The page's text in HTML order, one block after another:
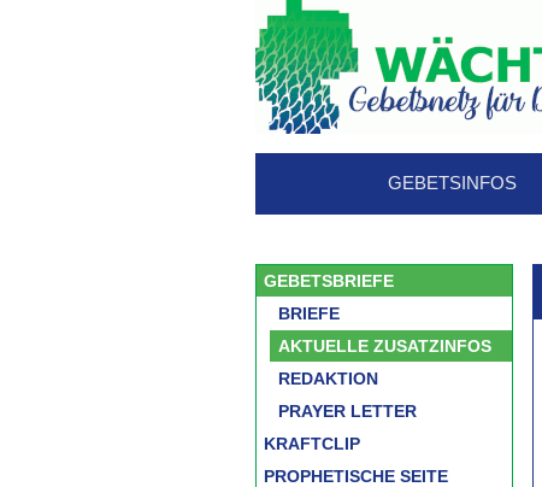
GEBETSINFOS
GEBETSBRIEFE
BRIEFE
AKTUELLE ZUSATZINFOS
REDAKTION
PRAYER LETTER
KRAFTCLIP
PROPHETISCHE SEITE